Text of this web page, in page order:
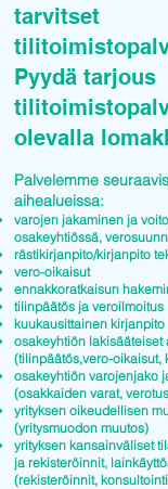
tarvitset
Pyydä tarjous
olevalla
Palvelemme
aihealueissa:
varojen jakaminen ja
osakeyhtiössä,
rästikirjanpito/kirjanpito
vero-oikaisut
ennakkoratkaisun
tilinpäätös ja veroilmoitus
kuukausittainen kirjanpito
osakeyhtiön lakisääteiset
(tilinpäätös,vero-oikaisut,
osakeyhtiön varojenjako
(osakkaiden varat,
yrityksen oikeudellisen
(yritysmuodon muutos)
yrityksen kansainväliset
ja rekisteröinnit,
(rekisteröinnit,